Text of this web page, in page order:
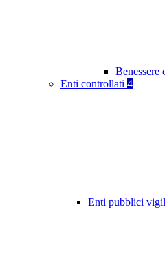
Benessere
Enti controllati 4
Enti pubblici